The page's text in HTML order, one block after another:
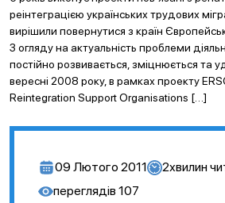
реінтеграцією українських трудових
вирішили повернутися з країн
З огляду на актуальність проблеми
постійно розвивається, зміцнюється та
вересні 2008 року, в рамках проекту
Reintegration Support Organisations […]
09 Лютого 2011 2хвилин
переглядів 107